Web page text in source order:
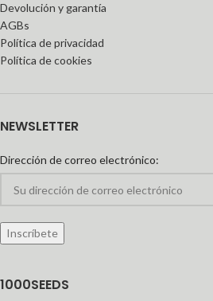
Devolución y garantía
AGBs
Política de privacidad
Política de cookies
NEWSLETTER
Dirección de correo electrónico:
1000SEEDS